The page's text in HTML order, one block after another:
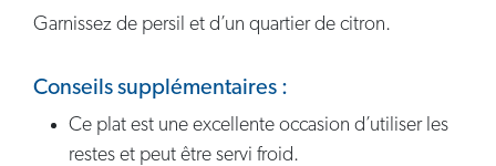
Garnissez de persil et d’un quartier de citron.
Conseils supplémentaires :
Ce plat est une excellente occasion d’utiliser les
restes et peut être servi froid.